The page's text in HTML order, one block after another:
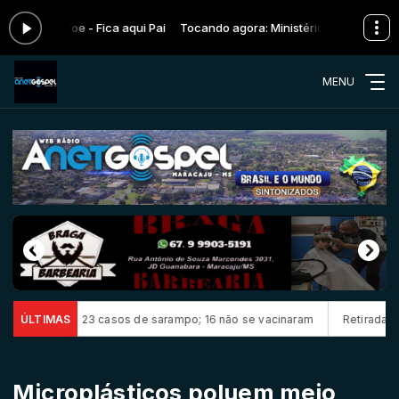
Zoe - Fica aqui Pai Tocando agora: Ministério Zoe - Fica aqui
MENU
ÚLTIMAS
23 casos de sarampo; 16 não se vacinaram Retiradas da
Microplásticos poluem meio